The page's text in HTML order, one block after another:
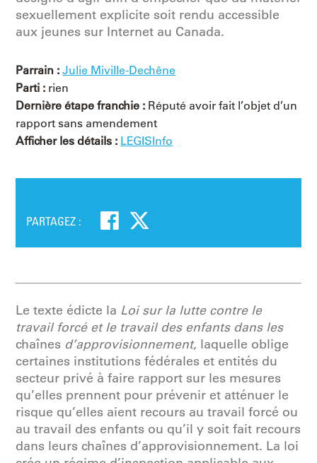
sexuellement explicite soit rendu accessible
aux jeunes sur Internet au Canada.
Parrain : Julie Miville-Dechêne
Parti : rien
Dernière étape franchie : Réputé avoir fait l’objet d’un
rapport sans amendement
Afficher les détails : LEGISInfo
PARTAGEZ :
Le texte édicte la Loi sur la lutte contre le
travail forcé et le travail des enfants dans les
chaînes d’approvisionnement, laquelle oblige
certaines institutions fédérales et entités du
secteur privé à faire rapport sur les mesures
qu’elles prennent pour prévenir et atténuer le
risque qu’elles aient recours au travail forcé ou
au travail des enfants ou qu’il y soit fait recours
dans leurs chaînes d’approvisionnement. La loi